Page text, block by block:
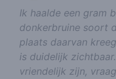
Ik haalde een gram
donkerbruine soort
plaats daarvan
is duidelijk
vriendelijk zijn,